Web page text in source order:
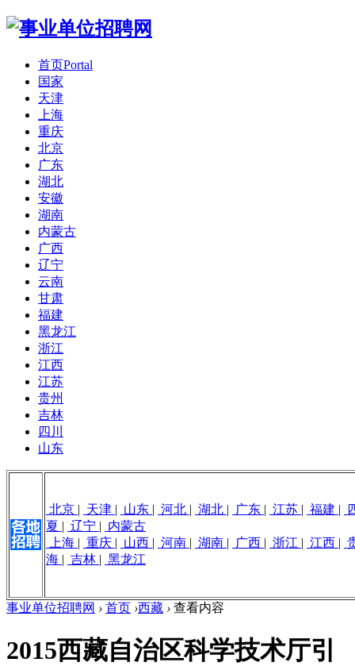
首页Portal
国家
天津
上海
重庆
北京
广东
湖北
安徽
湖南
内蒙古
广西
辽宁
云南
甘肃
福建
黑龙江
浙江
江西
江苏
贵州
吉林
四川
山东
北京 | 天津 | 山东 | 河北 | 湖北 | 广东 | 江苏 | 福建 |
夏 | 辽宁 | 内蒙古
上海 | 重庆 | 山西 | 河南 | 湖南 | 广西 | 浙江 | 江西 |
海 | 吉林 | 黑龙江
事业单位招聘网 › 首页 ›西藏 › 查看内容
2015西藏自治区科学技术厅引